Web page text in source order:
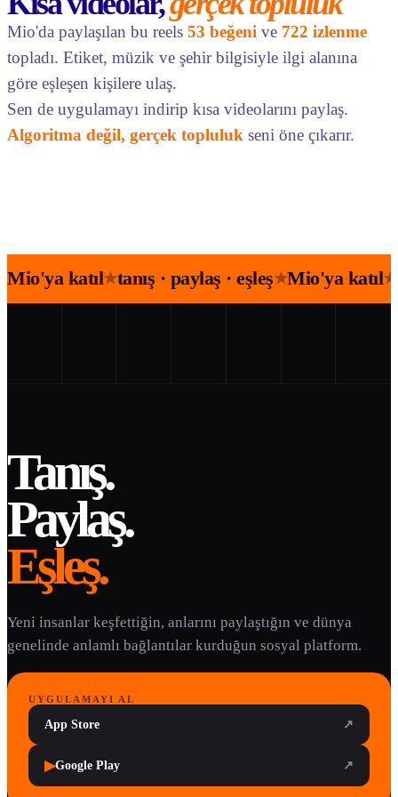
Mio'da paylaşılan bu reels 53 beğeni ve 722 izlenme
topladı. Etiket, müzik ve şehir bilgisiyle ilgi alanına
göre eşleşen kişilere ulaş.
Sen de uygulamayı indirip kısa videolarını paylaş.
Algoritma değil, gerçek topluluk seni öne çıkarır.
Mio'ya katıl★tanış · paylaş · eşleş★Mio'ya katıl★
Tanış.
Paylaş.
Eşleş.
Yeni insanlar keşfettiğin, anlarını paylaştığın ve dünya
genelinde anlamlı bağlantılar kurduğun sosyal platform.
UYGULAMAYI AL
App Store ↗
▶Google Play ↗